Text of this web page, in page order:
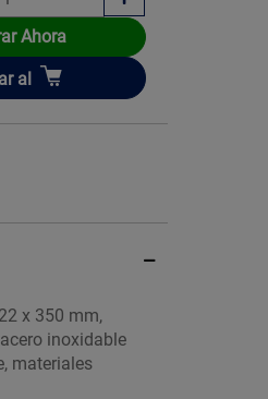
Ahora
al
x 350 mm,
inoxidable
materiales